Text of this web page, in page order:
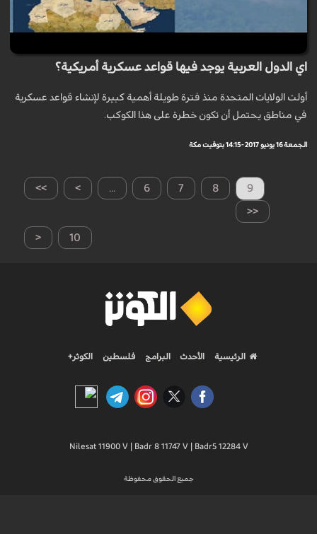
اي الدول العربية يوجد فيها قواعد عسكرية أمريكية؟
أولت الولايات المتحدة منذ فترة طويلة أهمية كبيرة لإنشاء قواعد عسكرية
في مناطق يحتمل أن تكون خطرة على هذا الكوكب.
الجمعة 16 يونيو 2017 - 14:15 بتوقيت مكة
>> > ... 6 7 8 9
10
<
<<
الرئيسية الأحدث البرامج فلسطين الكوثر+
Nilesat 11900 V | Badr 8 11747 V | Badr5 12284 V
جميع الحقوق محفوظة